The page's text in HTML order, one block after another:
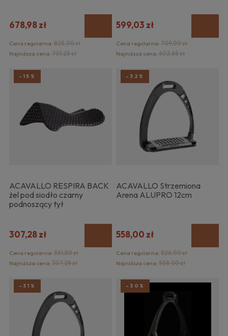
678,98 zł
Cena regularna: 825,00 zł
Najniższa cena: 701,25 zł
599,03 zł
Cena regularna:709,00 zł
Najniższa cena:602,65 zł
ACAVALLO RESPIRA BACK
żel pod siodło czarny
podnoszący tył
307,28 zł
Cena regularna: 361,50 zł
Najniższa cena: 307,28 zł
-15%
ACAVALLO Strzemiona
Arena ALUPRO 12cm
558,00 zł
Cena regularna:826,00 zł
Najniższa cena:558,00 zł
-32%
-31% -30%